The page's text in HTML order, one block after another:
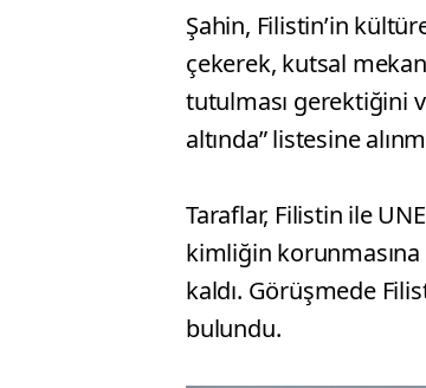
Şahin, Filistin’in
çekerek, kutsal
tutulması gerektiğini
altında” listesine
Taraflar, Filistin ile
kimliğin
kaldı. Görüşmede
bulundu.